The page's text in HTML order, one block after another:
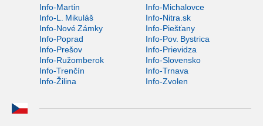
Info-Martin
Info-Michalovce
Info-L. Mikuláš
Info-Nitra.sk
Info-Nové Zámky
Info-Piešťany
Info-Poprad
Info-Pov. Bystrica
Info-Prešov
Info-Prievidza
Info-Ružomberok
Info-Slovensko
Info-Trenčín
Info-Trnava
Info-Žilina
Info-Zvolen